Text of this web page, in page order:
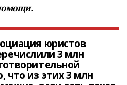
юристов
3 млн
что из этих 3 млн